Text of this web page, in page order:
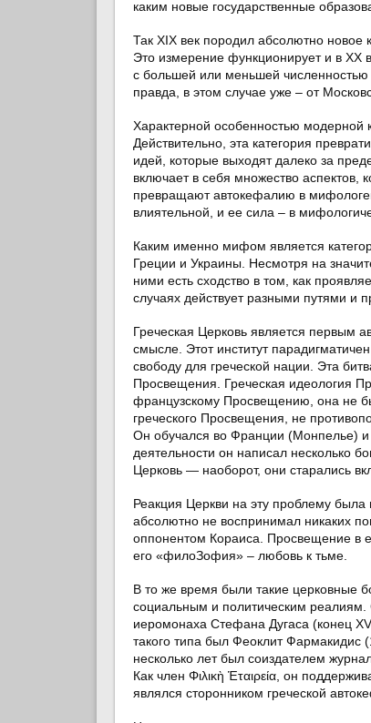
каким новые государственные
Так XIX век породил абсолютно новое
Это измерение функционирует и в ХХ
с большей или меньшей численностью
правда, в этом случае уже – от
Характерной особенностью модерной
Действительно, эта категория
идей, которые выходят далеко за
включает в себя множество аспектов,
превращают автокефалию в
влиятельной, и ее сила – в
Каким именно мифом является
Греции и Украины. Несмотря на
ними есть сходство в том, как
случаях действует разными путями и
Греческая Церковь является первым
смысле. Этот институт
свободу для греческой нации. Эта
Просвещения. Греческая идеология
французскому Просвещению, она не
греческого Просвещения, не
Он обучался во Франции (Монпелье) и
деятельности он написал несколько
Церковь — наоборот, они старались
Реакция Церкви на эту проблему
абсолютно не воспринимал никаких
оппонентом Кораиса. Просвещение в
его «филоЗофия» – любовь к тьме.
В то же время были такие церковные
социальным и политическим реалиям.
иеромонаха Стефана Дугаса (конец
такого типа был Феоклит Фармакидис
несколько лет был соиздателем
Как член Φιλικὴ Ἑταιρεία, он
являлся сторонником греческой